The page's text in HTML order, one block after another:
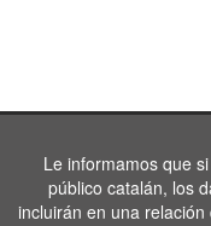
Le informamos que
público catalán, los
incluirán en una